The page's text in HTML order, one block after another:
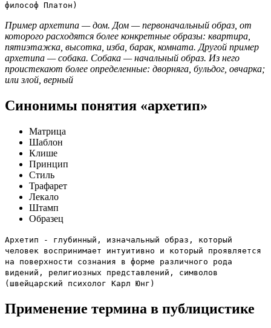
философ Платон)
Пример архетипа — дом. Дом — первоначальный образ, от
которого расходятся более конкретные образы: квартира,
пятиэтажка, высотка, изба, барак, комната. Другой пример
архетипа — собака. Собака — начальный образ. Из него
проистекают более определенные: дворняга, бульдог, овчарка;
или злой, верный
Синонимы понятия «архетип»
Матрица
Шаблон
Клише
Принцип
Стиль
Трафарет
Лекало
Штамп
Образец
Архетип - глубинный, изначальный образ, который
человек воспринимает интуитивно и который проявляется
на поверхности сознания в форме различного рода
видений, религиозных представлений, символов
(швейцарский психолог Карл Юнг)
Применение термина в публицистике